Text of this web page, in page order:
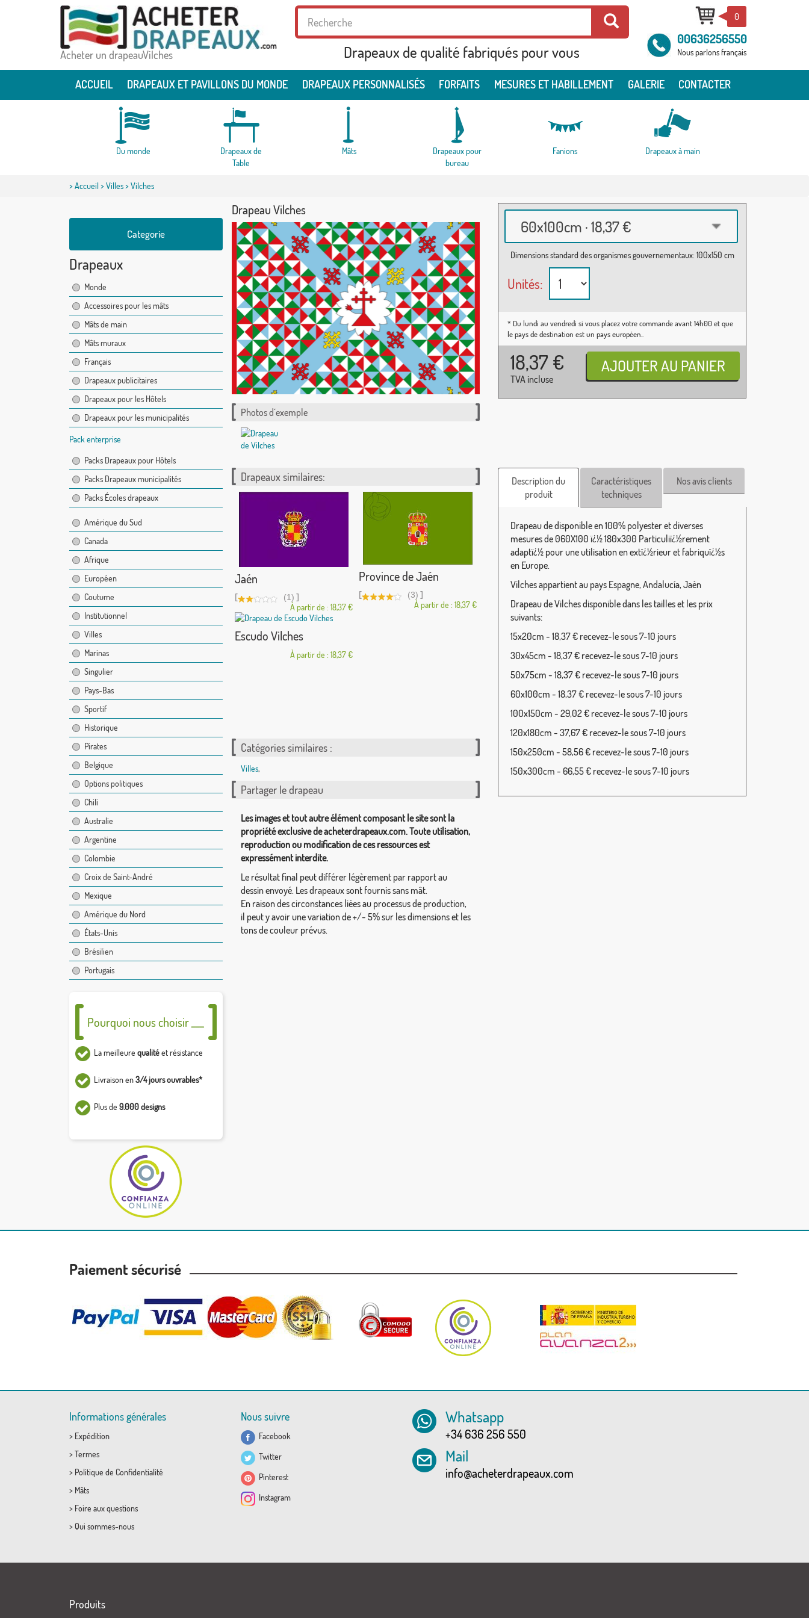
Acheter un drapeauVilches Drapeaux de qualité fabriqués pour vous
0
00636256550
Nous parlons français
ACCUEIL DRAPEAUX ET PAVILLONS DU MONDE DRAPEAUX PERSONNALISÉS FORFAITS MESURES ET HABILLEMENT GALERIE CONTACTER
Du monde
Drapeaux de
Table
Mâts
Drapeaux pour
bureau
Fanions Drapeaux à main
>Accueil>Villes> Vilches
Categorie
Drapeaux
Monde
Accessoires pour les mâts
Mâts de main
Mâts muraux
Français
Drapeaux publicitaires
Drapeaux pour les Hôtels
Drapeaux pour les municipalités
Pack enterprise
Packs Drapeaux pour Hôtels
Packs Drapeaux municipalités
Packs Écoles drapeaux
Amérique du Sud
Canada
Afrique
Européen
Coutume
Institutionnel
Villes
Marinas
Singulier
Pays-Bas
Sportif
Historique
Pirates
Belgique
Options politiques
Chili
Australie
Argentine
Colombie
Croix de Saint-André
Mexique
Amérique du Nord
États-Unis
Brésilien
Portugais
Pourquoi nous choisir ___
La meilleure qualitéet résistance
Livraison en3/4 jours ouvrables*
Plus de 9.000 designs
Drapeau Vilches
Photos d´exemple
60x100cm · 18,37 €
Dimensions standard des organismes gouvernementaux: 100x150 cm
Unités:
* Du lundi au vendredi si vous placez votre commande avant 14h00 et que
le pays de destination est un pays européen..
18,37 €
TVA incluse
Drapeaux similaires:
Jaén
[ (1) ]
À partir de : 18,37 €
Province de Jaén
[ (3) ]
À partir de : 18,37 €
Escudo Vilches
À partir de : 18,37 €
Catégories similaires :
Villes,
Partager le drapeau
Les images et tout autre élément composant le site sont la
propriété exclusive de acheterdrapeaux.com. Toute utilisation,
reproduction ou modification de ces ressources est
expressément interdite.
Le résultat final peut différer légèrement par rapport au
dessin envoyé. Les drapeaux sont fournis sans mât.
En raison des circonstances liées au processus de production,
il peut y avoir une variation de +/- 5% sur les dimensions et les
tons de couleur prévus.
Description du
produit
Caractéristiques
techniques
Nos avis clients
Drapeau de disponible en 100% polyester et diverses
mesures de 060X100 ï¿½ 180x300 Particuliï¿½rement
adaptï¿½ pour une utilisation en extï¿½rieur et fabriquï¿½s
en Europe.
Vilches appartient au pays Espagne, Andalucía, Jaén
Drapeau de Vilches disponible dans les tailles et les prix
suivants:
15x20cm - 18,37 € recevez-le sous 7-10 jours
30x45cm - 18,37 € recevez-le sous 7-10 jours
50x75cm - 18,37 € recevez-le sous 7-10 jours
60x100cm - 18,37 € recevez-le sous 7-10 jours
100x150cm - 29,02 € recevez-le sous 7-10 jours
120x180cm - 37,67 € recevez-le sous 7-10 jours
150x250cm - 58,56 € recevez-le sous 7-10 jours
150x300cm - 66,55 € recevez-le sous 7-10 jours
Paiement sécurisé
Informations générales
> Expédition
> Termes
> Politique de Confidentialité
> Mâts
> Foire aux questions
> Qui sommes-nous
Nous suivre
Facebook
Twitter
Pinterest
Instagram
Whatsapp
+34 636 256 550
Mail
info@acheterdrapeaux.com
Produits